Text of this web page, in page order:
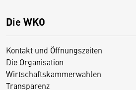
Die WKO
Kontakt und Öffnungszeiten
Die Organisation
Wirtschaftskammerwahlen
Transparenz